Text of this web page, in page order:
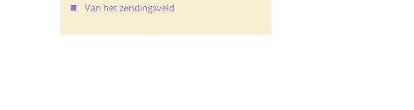
Van het zendingsveld